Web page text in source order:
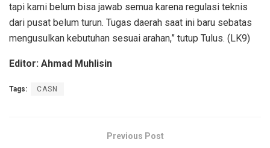
tapi kami belum bisa jawab semua karena regulasi teknis
dari pusat belum turun. Tugas daerah saat ini baru sebatas
mengusulkan kebutuhan sesuai arahan,” tutup Tulus. (LK9)
Editor: Ahmad Muhlisin
Tags: CASN
Previous Post